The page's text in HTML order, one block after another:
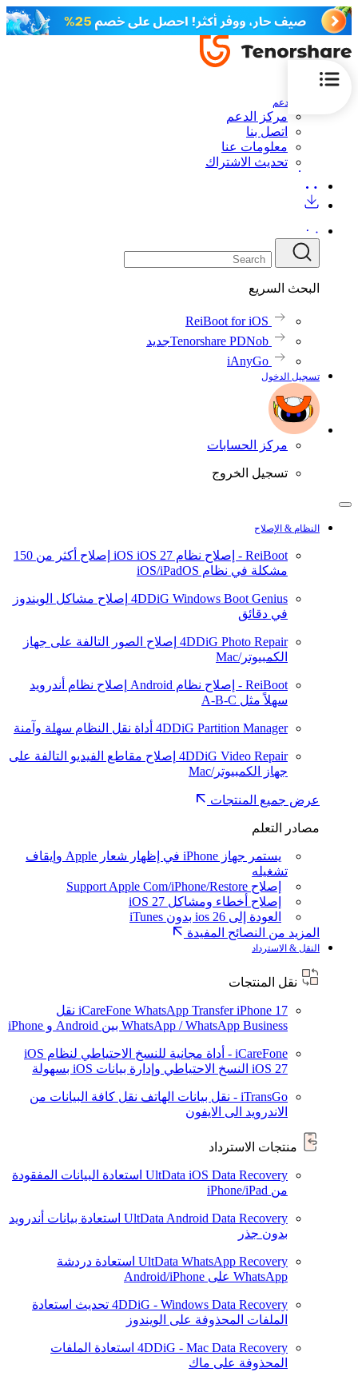
الدعم
مركز الدعم
اتصل بنا
معلومات عنا
تحديث الاشتراك
البحث السريع
ReiBoot for iOS
Tenorshare PDNobجديد
iAnyGo
تسجيل الدخول
مركز الحسابات
تسجيل الخروج
النظام & الإصلاح
ReiBoot - إصلاح نظام iOS iOS 27
إصلاح أكثر من 150
مشكلة في نظام iOS/iPadOS
4DDiG Windows Boot Genius إصلاح مشاكل الويندوز
في دقائق
4DDiG Photo Repair إصلاح الصور التالفة على جهاز
الكمبيوتر/Mac
ReiBoot - إصلاح نظام Android
إصلاح نظام أندرويد
سهلاً مثل A-B-C
4DDiG Partition Manager أداة نقل النظام سهلة وآمنة
4DDiG Video Repair إصلاح مقاطع الفيديو التالفة على
جهاز الكمبيوتر/Mac
عرض جميع المنتجات
مصادر التعلم
يستمر جهاز iPhone في إظهار شعار Apple وإيقاف
تشغيله
إصلاح Support Apple Com/iPhone/Restore
إصلاح أخطاء ومشاكل iOS 27
العودة إلى ios 26 بدون iTunes
المزيد من النصائح المفيدة
النقل & الاسترداد
نقل المنتجات
iCareFone WhatsApp TransferiPhone 17
نقل
WhatsApp / WhatsApp Business بين Android و iPhone
iCareFone - أداة مجانية للنسخ الاحتياطي لنظام iOS
iOS 27 النسخ الاحتياطي وإدارة بيانات iOS بسهولة
iTransGo - نقل بيانات الهاتف
نقل كافة البيانات من
الاندرويد الى الايفون
منتجات الاسترداد
UltData iOS Data Recovery استعادة البيانات المفقودة
من iPhone/iPad
UltData Android Data Recovery استعادة بيانات أندرويد
بدون جذر
UltData WhatsApp Recovery استعادة دردشة
WhatsApp على Android/iPhone
4DDiG - Windows Data Recovery تحديث استعادة
الملفات المحذوفة على الويندوز
4DDiG - Mac Data Recovery استعادة الملفات
المحذوفة على ماك